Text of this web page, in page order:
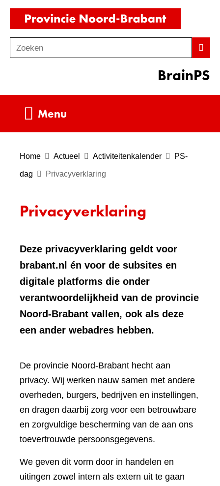
Ga
de
inhoud
o
Zoeken
BrainPS
Menu
Home Actueel Activiteitenkalender PS-
dag Privacyverklaring
Privacyverklaring
Deze privacyverklaring geldt voor
brabant.nl én voor de subsites en
digitale platforms die onder
verantwoordelijkheid van de provincie
Noord-Brabant vallen, ook als deze
een ander webadres hebben.
De provincie Noord-Brabant hecht aan
privacy. Wij werken nauw samen met andere
overheden, burgers, bedrijven en instellingen,
en dragen daarbij zorg voor een betrouwbare
en zorgvuldige bescherming van de aan ons
toevertrouwde persoonsgegevens.
We geven dit vorm door in handelen en
uitingen zowel intern als extern uit te gaan